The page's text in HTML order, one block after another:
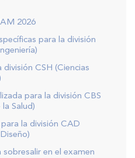
2026
para la división
CSH (Ciencias
para la división CBS
Salud)
la división CAD
en el examen